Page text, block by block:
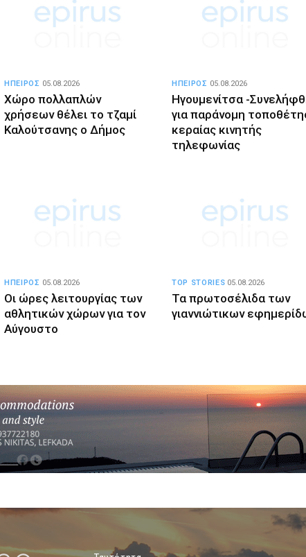
Χώρο πολλαπλών
χρήσεων θέλει το τζαμί
Καλούτσανης ο Δήμος
ΗΠΕΙΡΟΣ 05.08.2026
Ηγουμενίτσα -
για παράνομη
κεραίας κινητής
τηλεφωνίας
ΗΠΕΙΡΟΣ 05.08.2026
Οι ώρες λειτουργίας των
αθλητικών χώρων για τον
Αύγουστο
ΗΠΕΙΡΟΣ 05.08.2026
Τα πρωτοσέλιδα των
γιαννιώτικων
TOP STORIES 05.08.2026